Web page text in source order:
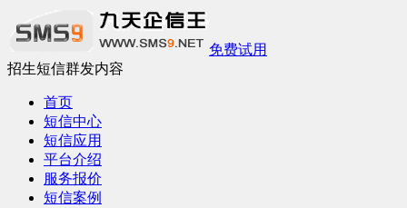
免费试用
招生短信群发内容
首页
短信中心
短信应用
平台介绍
服务报价
短信案例